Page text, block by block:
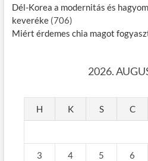
Dél-Korea a modernitás és
keveréke (706)
Miért érdemes chia magot
2026.
H K S C
3 4 5 6